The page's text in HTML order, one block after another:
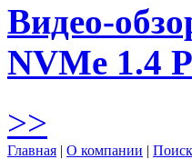
Видео-
NVMe 1.4
>>
Главная | О компании | Поиск